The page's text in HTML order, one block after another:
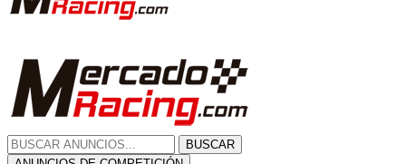
BUSCAR
ANUNCIOS DE COMPETICIÓN